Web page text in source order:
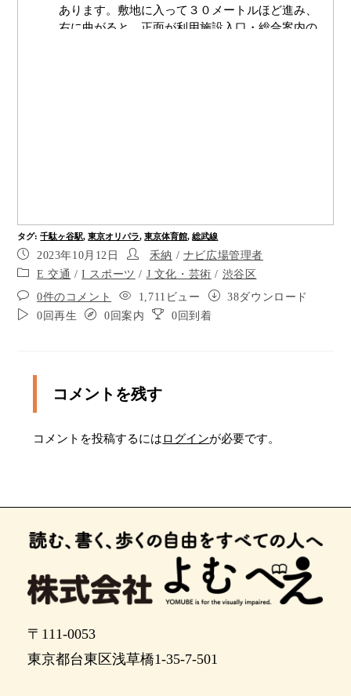
あります。敷地に入って３０メートルほど進み、
右に曲がると、正面が利用施設入口・総合案内の
す
渡り終わったら右に曲がり、東京体育館の敷地に
沿って６０メートルほどまっすぐ進みます。
ポイント5
左に曲がって東京体育館の敷地に入り、そのまま
点字ブロックに沿って３０メートルほど進みます
右に曲がり、５０メートルほどまっすぐ進むと正
東京体育館、利用施設入口です。左手に１０メー
トルほど進むと、右手に入り口の自動ドアがあり
ます。
ルーム、屋内プール、スタジオ、陸上競技場、サ
タグ:千駄ヶ谷駅, 東京オリパラ, 東京体育館, 総武線
2023年10月12日 禾納 / ナビ広場管理者
E 交通 /I スポーツ / J 文化・芸術 / 渋谷区
0件のコメント
1,711ビュー
38ダウンロード
0回再生
0回案内 0回到着
コメントを残す
コメントを投稿するにはログインが必要です。
〒111-0053
東京都台東区浅草橋1-35-7-501